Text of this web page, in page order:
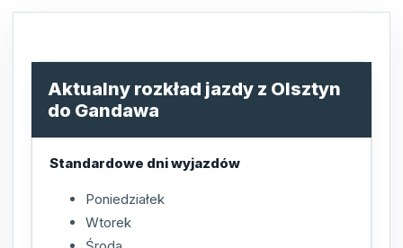
Aktualny rozkład jazdy z Olsztyn
do Gandawa
Standardowe dni wyjazdów
Poniedziałek
Wtorek